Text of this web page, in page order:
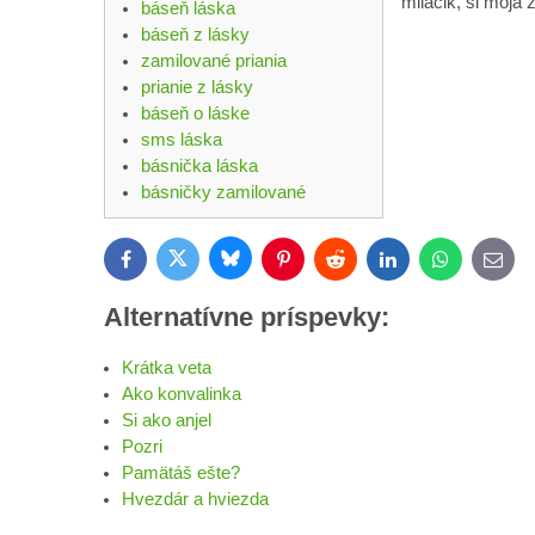
báseň láska
báseň z lásky
zamilované priania
prianie z lásky
báseň o láske
sms láska
básnička láska
básničky zamilované
FacebookTwitter BlueskyPinterestReddit LinkedInWhatsApp
E-
mail
Alternatívne príspevky:
Krátka veta
Ako konvalinka
Si ako anjel
Pozri
Pamätáš ešte?
Hvezdár a hviezda